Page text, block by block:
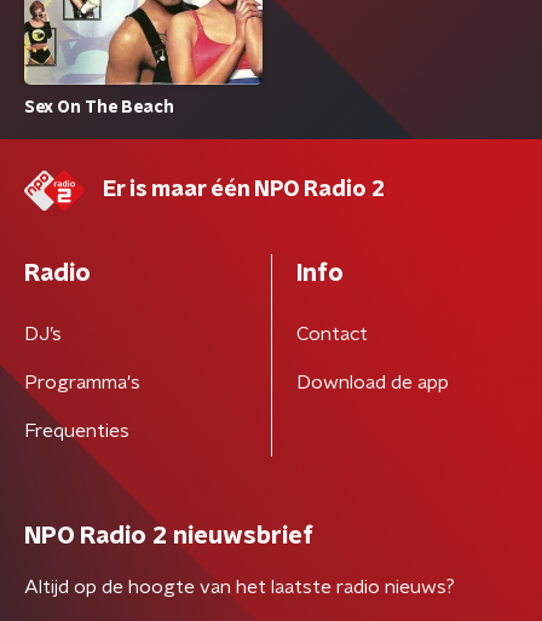
Sex On The Beach
Er is maar één NPO Radio 2
Radio
DJ’s
Programma's
Frequenties
Info
Contact
Download de app
NPO Radio 2 nieuwsbrief
Altijd op de hoogte van het laatste radio nieuws?